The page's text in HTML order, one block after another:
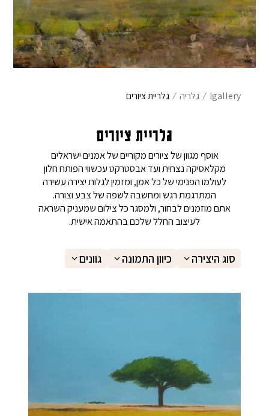
אימייל*
הוֹדָעָה
Igallery
⁄ גלריה ⁄ גלריית ציורים
גלריית ציורים
אוסף מגוון של ציורים מקוריים של אמנים ישראלים
מקלאסיקה נצחית ועד אבסטרקט עכשווי הפותח חלון
לעולמו הפנימי של כל אמן, ומזמין לגלות יצירה עשירה
המתרגמת רגש ומחשבה לשפה של צבע וצורה.
אתם מוזמנים לבחור, ולמסגר כל צילום שמעניק השראה
לעיצוב החלל שלכם בהתאמה אישית.
סוג היצירה כיוון התמונה גוונים
שם משפחה
פרטי התחברות
בחר שם משתמש באנגלית בלבד
בחר סיסמה מ-6 עד 14 תווים המכלים ספרות ואותיות באנגלית